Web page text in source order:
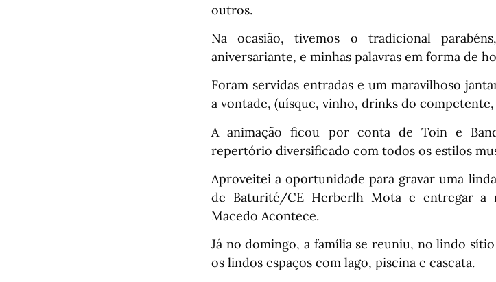
outros.
Na ocasião, tivemos o tradicional
aniversariante, e minhas palavras em forma de
Foram servidas entradas e um maravilhoso
a vontade, (uísque, vinho, drinks do
A animação ficou por conta de Toin e
repertório diversificado com todos os estilos
Aproveitei a oportunidade para gravar uma
de Baturité/CE Herberlh Mota e entregar a
Macedo Acontece.
Já no domingo, a família se reuniu, no lindo
os lindos espaços com lago, piscina e cascata.